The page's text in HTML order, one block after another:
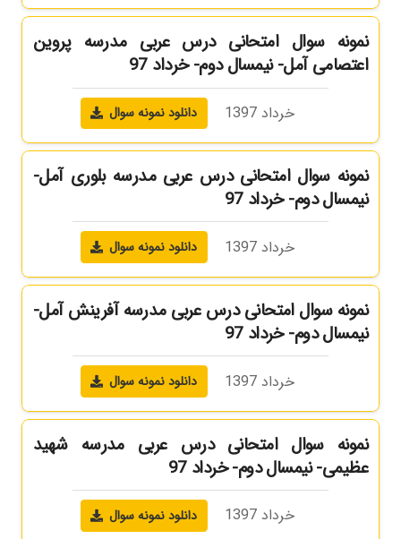
نمونه سوال امتحانی درس عربی مدرسه پروین
اعتصامی آمل- نیمسال دوم- خرداد 97
خرداد 1397 دانلود نمونه سوال
نمونه سوال امتحانی درس عربی مدرسه بلوری آمل-
نیمسال دوم- خرداد 97
خرداد 1397 دانلود نمونه سوال
نمونه سوال امتحانی درس عربی مدرسه آفرینش آمل-
نیمسال دوم- خرداد 97
خرداد 1397 دانلود نمونه سوال
نمونه سوال امتحانی درس عربی مدرسه شهید
عظیمی- نیمسال دوم- خرداد 97
خرداد 1397 دانلود نمونه سوال